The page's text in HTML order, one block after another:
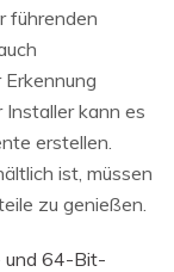
führenden
Installer kann es
erstellen.
ist, müssen
zu genießen.
und 64-Bit-